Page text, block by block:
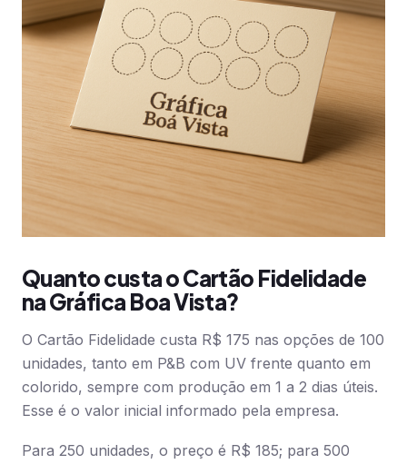
Quanto custa o Cartão Fidelidade
na Gráfica Boa Vista?
O Cartão Fidelidade custa R$ 175 nas opções de 100
unidades, tanto em P&B com UV frente quanto em
colorido, sempre com produção em 1 a 2 dias úteis.
Esse é o valor inicial informado pela empresa.
Para 250 unidades, o preço é R$ 185; para 500